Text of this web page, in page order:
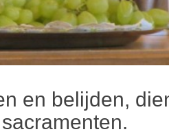
en belijden,